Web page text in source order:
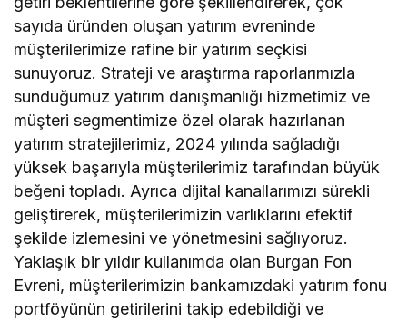
sayıda üründen oluşan yatırım evreninde
müşterilerimize rafine bir yatırım seçkisi
sunuyoruz. Strateji ve araştırma raporlarımızla
sunduğumuz yatırım danışmanlığı hizmetimiz ve
müşteri segmentimize özel olarak hazırlanan
yatırım stratejilerimiz, 2024 yılında sağladığı
yüksek başarıyla müşterilerimiz tarafından büyük
beğeni topladı. Ayrıca dijital kanallarımızı sürekli
geliştirerek, müşterilerimizin varlıklarını efektif
şekilde izlemesini ve yönetmesini sağlıyoruz.
Yaklaşık bir yıldır kullanımda olan Burgan Fon
Evreni, müşterilerimizin bankamızdaki yatırım fonu
portföyünün getirilerini takip edebildiği ve